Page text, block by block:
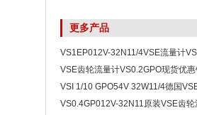
更多产品
VS1EP012V-32N11/4VSE流量计
型
VSE齿轮流量计VS0.2GPO现货优
VSI 1/10 GPO54V 32W11/4德国
1/10高清版本一手货源
VS0.4GP012V-32N11原装VSE齿轮